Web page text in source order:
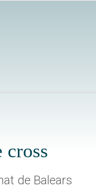
cross
de Balears